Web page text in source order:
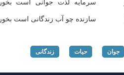
سرمایه لذت جوانی است بخور
سازنده چو آب زندگانی است بخور
جوان حیات زندگانی